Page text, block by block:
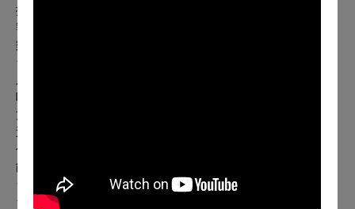
擔任本團首席客席指揮，與劉玄詠團長合作，推動國立臺灣交
響樂團「精進技藝、傳統創新、教育扎根、美學推廣」，讓音
樂就如同空氣、水、陽光一般的在你我身邊。
台
唱團，以「深耕地方，培育合唱種子」為目標，實踐此目標的
方式是將各種類型的合唱作品呈現給社會大眾；無論欣賞的是
近代多元的各國合唱曲風，抑或是音樂史中傳唱百年的經典巨
作，都能在無形中提升音樂涵養、培養對美感的認知，進一步
能自然內化為個人優雅沉靜的氣質。
台中藝術家兒童合唱團
台中藝術家兒童合唱團由台中藝術家室內合唱團藝術總監莊璧